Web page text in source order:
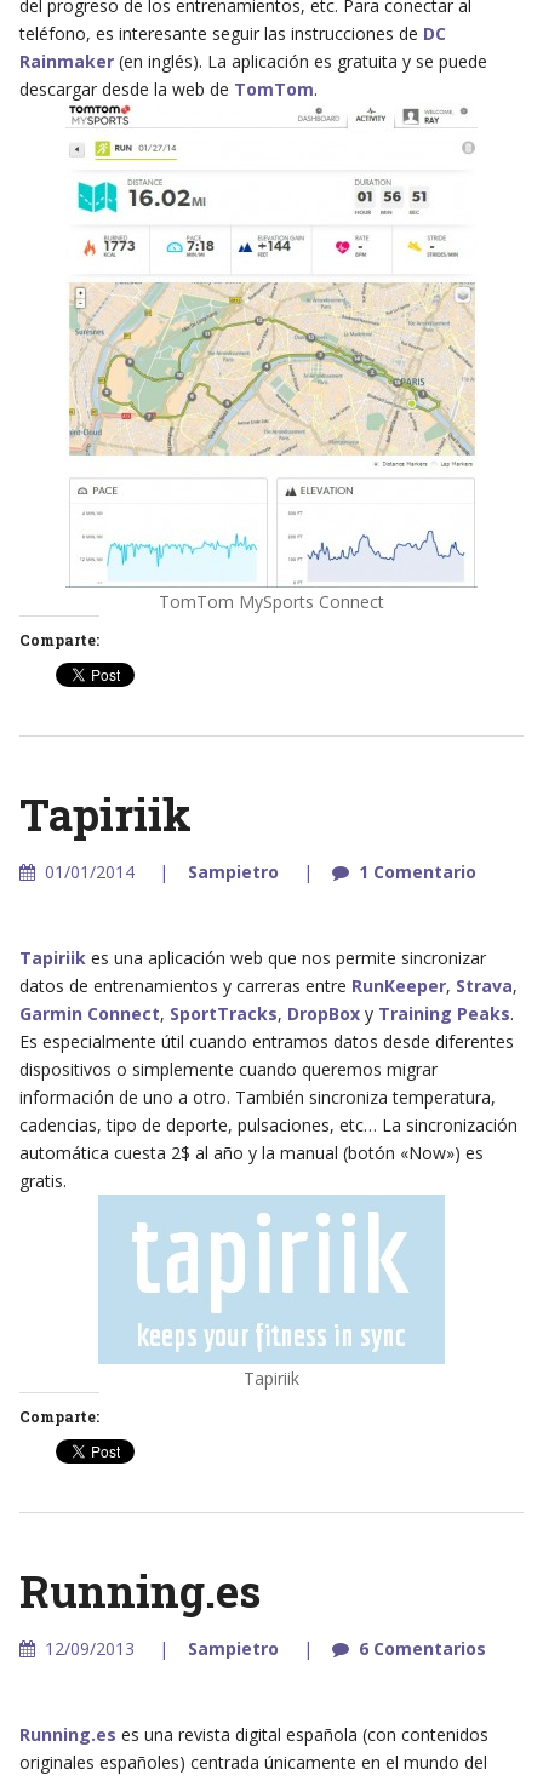
del progreso de los entrenamientos, etc. Para conectar al
teléfono, es interesante seguir las instrucciones de DC
Rainmaker(en inglés). La aplicación es gratuita y se puede
descargar desde la web de TomTom.
TomTom MySports Connect
Comparte:
Tapiriik
01/01/2014 Sampietro 1 Comentario
Tapiriikes una aplicación web que nos permite sincronizar
datos de entrenamientos y carreras entre RunKeeper, Strava,
Garmin Connect, SportTracks, DropBoxy Training Peaks.
Es especialmente útil cuando entramos datos desde diferentes
dispositivos o simplemente cuando queremos migrar
información de uno a otro. También sincroniza temperatura,
cadencias, tipo de deporte, pulsaciones, etc… La sincronización
automática cuesta 2$ al año y la manual (botón «Now») es
gratis.
Tapiriik
Comparte:
Running.es
12/09/2013 Sampietro 6 Comentarios
Running.es es una revista digital española (con contenidos
originales españoles) centrada únicamente en el mundo del